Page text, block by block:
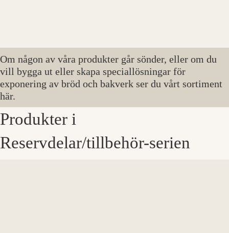
Om någon av våra produkter går sönder, eller om du
vill bygga ut eller skapa speciallösningar för
exponering av bröd och bakverk ser du vårt sortiment
här.
Produkter i
Reservdelar/tillbehör-serien